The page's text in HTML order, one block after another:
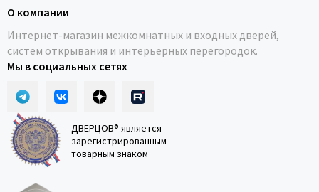
О компании
Интернет-магазин межкомнатных и входных дверей,
систем открывания и интерьерных перегородок.
Мы в социальных сетях
ДВЕРЦОВ® является
зарегистрированным
товарным знаком